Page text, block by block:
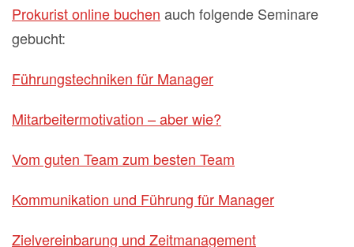
Prokurist online buchen auch folgende Seminare
gebucht:
Führungstechniken für Manager
Mitarbeitermotivation – aber wie?
Vom guten Team zum besten Team
Kommunikation und Führung für Manager
Zielvereinbarung und Zeitmanagement